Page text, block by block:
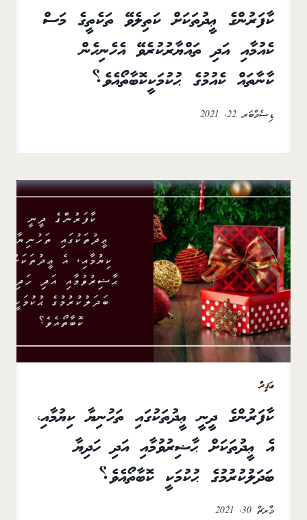
ކާފަރުންގެ ޢީދުތަކަށް ކަތިލެވޭ ތަކެތީގެ މަސް
ކެއުމާއި އަދި ތައްޔާރުކުރެވޭ އެހެނިހެން
ކާނާތައް ކެއުމުގެ ޙުކުމަކީކޮބާތޯއެވެ؟
ޑިސެމްބަރ 22, 2021
ޢަޤީދާ
ކާފަރުންގެ ދީނީ ޢީދުތަކުގައި ތަހުނިޔާ ކިޔުމާއި،
އެ ޢީދުތަކަށް ޙާޟިރުވުމާއި އަދި ހަދިޔާ
ބަދަލުކުރުމުގެ ޙުކުމަކީ ކޮބާތޯއެވެ؟
މާރޗް 30, 2021